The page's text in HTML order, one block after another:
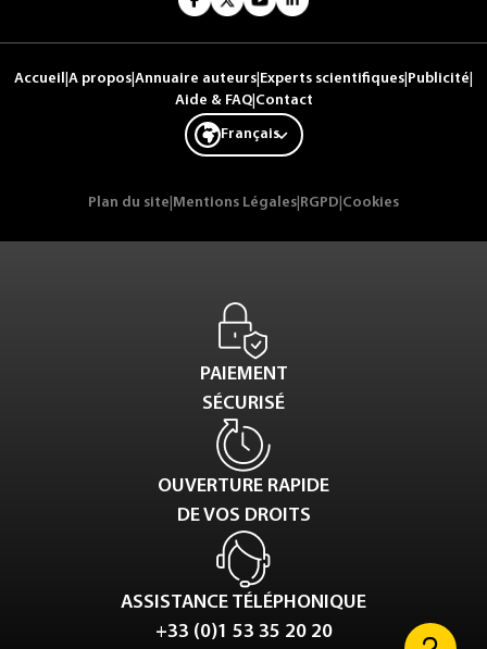
Accueil A propos Annuaire auteurs Experts scientifiques Publicité
Aide & FAQ| Contact
Français
Plan du site Mentions Légales RGPD Cookies
PAIEMENT
SÉCURISÉ
OUVERTURE RAPIDE
DE VOS DROITS
ASSISTANCE TÉLÉPHONIQUE
+33 (0)1 53 35 20 20